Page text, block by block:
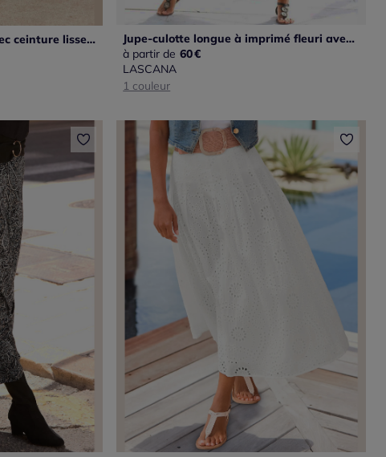
Jupe longue imprimée avec ceinture lisse et fente
Jupe-culotte longue à imprimé fleuri avec jambes extra-larges
à partir de 60€
LASCANA
1 couleur